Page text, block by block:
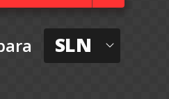
SLN